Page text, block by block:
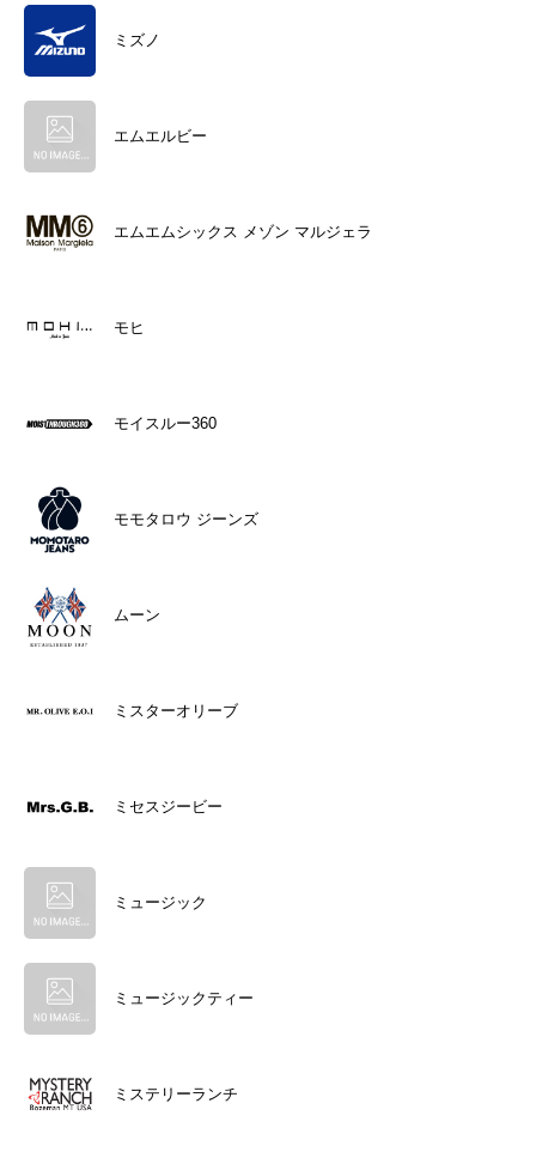
ミズノ
エムエルビー
エムエムシックス メゾン マルジェラ
モヒ
モイスルー360
モモタロウ ジーンズ
ムーン
ミスターオリーブ
ミセスジービー
ミュージック
ミュージックティー
ミステリーランチ